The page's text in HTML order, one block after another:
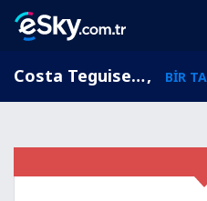
Costa Teguise, Kanarya adaları, İspanya, BIR